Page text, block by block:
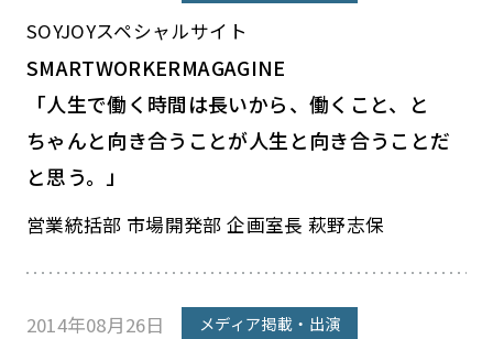
SOYJOYスペシャルサイト
SMARTWORKERMAGAGINE
「人生で働く時間は長いから、働くこと、と
ちゃんと向き合うことが人生と向き合うことだ
と思う。」
営業統括部 市場開発部 企画室長 萩野志保
2014年08月26日 メディア掲載・出演